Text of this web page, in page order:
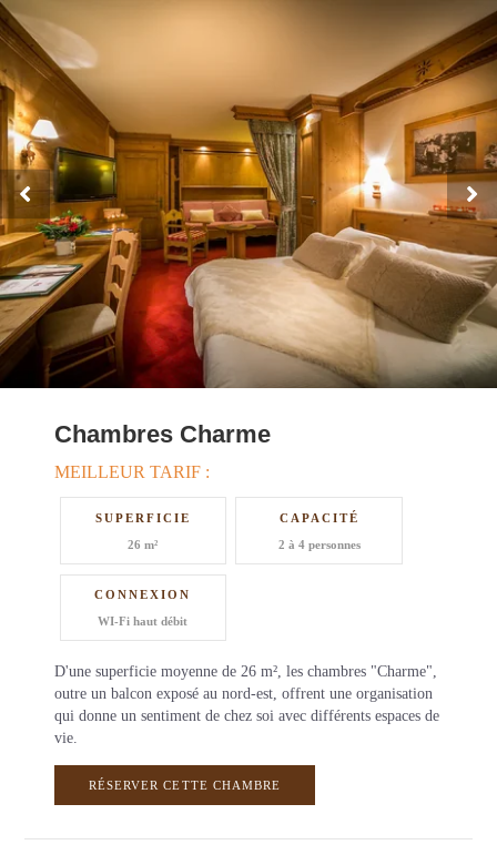
Chambres Charme
MEILLEUR TARIF :
SUPERFICIE
26 m²
CAPACITÉ
2 à 4 personnes
CONNEXION
WI-Fi haut débit
D'une superficie moyenne de 26 m², les chambres "Charme",
outre un balcon exposé au nord-est, offrent une organisation
qui donne un sentiment de chez soi avec différents espaces de
vie.
RÉSERVER CETTE CHAMBRE